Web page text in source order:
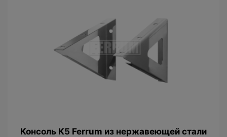
Консоль К5 Ferrum из нержавеющей стали